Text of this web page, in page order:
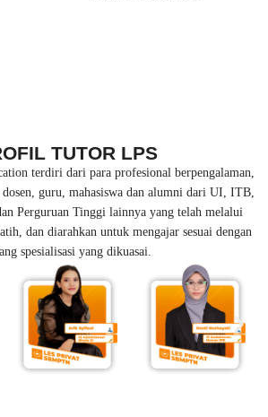
TUTOR LPS
terdiri dari para profesional berpengalaman,
dosen, guru, mahasiswa dan alumni dari UI, ITB,
Perguruan Tinggi lainnya yang telah melalui
dan diarahkan untuk mengajar sesuai dengan
spesialisasi yang dikuasai.